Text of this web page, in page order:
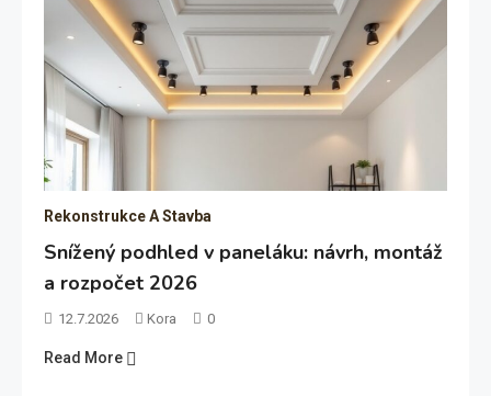
Rekonstrukce A Stavba
Snížený podhled v paneláku: návrh, montáž
a rozpočet 2026
12.7.2026 Kora 0
Read More